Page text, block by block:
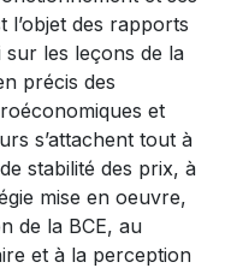
l’objet des rapports
les leçons de la
précis des
et
s’attachent tout à
stabilité des prix, à
mise en oeuvre,
de la BCE, au
et à la perception